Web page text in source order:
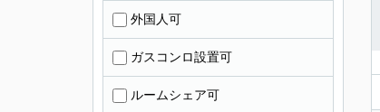
外国人可
ガスコンロ設置可
ルームシェア可